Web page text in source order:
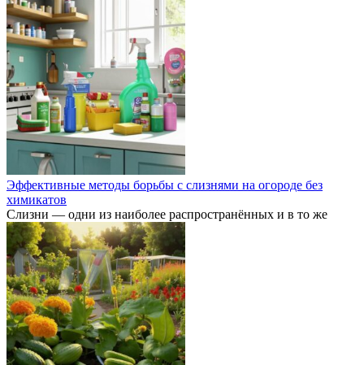
Эффективные методы борьбы с слизнями на огороде без
химикатов
Слизни — одни из наиболее распространённых и в то же